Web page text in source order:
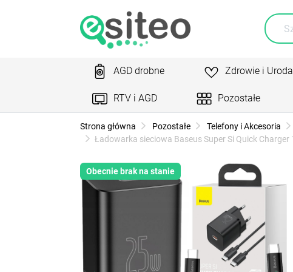
AGD drobne Zdrowie i Uroda
RTV i AGD Pozostałe
Strona główna Pozostałe Telefony i Akcesoria
Ładowarka sieciowa Baseus Super Si Quick Charger
Obecnie brak na stanie